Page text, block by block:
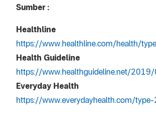
Sumber :
Healthline
https://www.healthline.com/health/
Health Guideline
https://www.healthguideline.net/
Everyday Health
https://www.everydayhealth.com/